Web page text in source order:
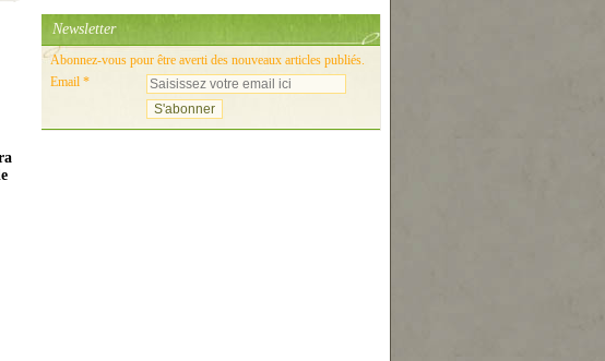
Newsletter
Abonnez-vous pour être averti des nouveaux articles publiés.
Email